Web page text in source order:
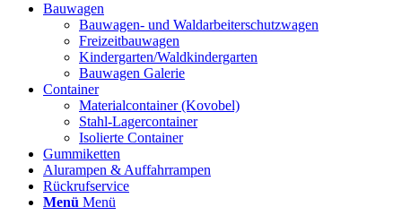
Bauwagen
Bauwagen- und Waldarbeiterschutzwagen
Freizeitbauwagen
Kindergarten/Waldkindergarten
Bauwagen Galerie
Container
Materialcontainer (Kovobel)
Stahl-Lagercontainer
Isolierte Container
Gummiketten
Alurampen & Auffahrrampen
Rückrufservice
Menü Menü